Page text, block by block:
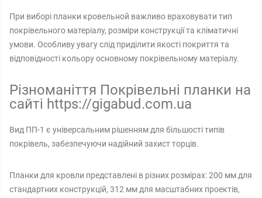
При виборі планки кровельной важливо враховувати тип
покрівельного матеріалу, розміри конструкції та кліматичні
умови. Особливу увагу слід приділити якості покриття та
відповідності кольору основному покрівельному матеріалу.
Різноманіття Покрівельні планки на
сайті https://gigabud.com.ua
Вид ПП-1 є універсальним рішенням для більшості типів
покрівель, забезпечуючи надійний захист торців.
Планки для кровли представлені в різних розмірах: 200 мм для
стандартних конструкцій, 312 мм для масштабних проектів,